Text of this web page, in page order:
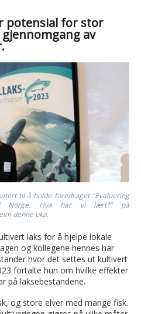
potensial for stor
av
til å holde foredraget "Evaluering
i Norge. Hva har vi lært?" på
denne uka.
laks for å hjelpe lokale
og kollegene hennes har
hvor det settes ut kultivert
fortalte hun om hvilke effekter
på laksebestandene.
og store elver med mange fisk.